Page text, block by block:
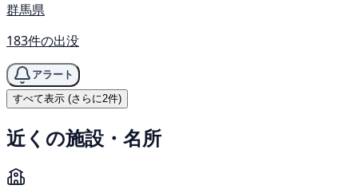
群馬県
183件の出没
アラート
すべて表示 (さらに2件)
近くの施設・名所